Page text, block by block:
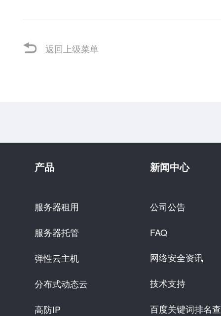
返回上级菜单
产品
服务器租用
服务器托管
弹性云主机
分布式动态云
高防IP
新闻中心
公司公告
FAQ
网络安全资讯
技术支持
百度关键词排名